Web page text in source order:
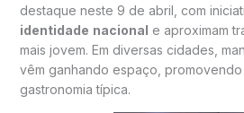
destaque neste 9 de abril, com
identidade nacional e aproximam
mais jovem. Em diversas cidades,
vêm ganhando espaço, promovendo
gastronomia típica.